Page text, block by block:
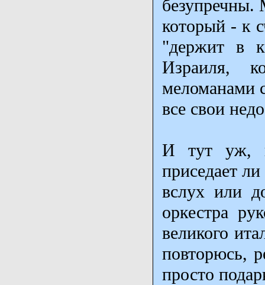
безупречны.
который - к
"держит в
Израиля,
меломанами
все свои
И тут уж,
приседает
вслух или
оркестра
великого
повторюсь,
просто